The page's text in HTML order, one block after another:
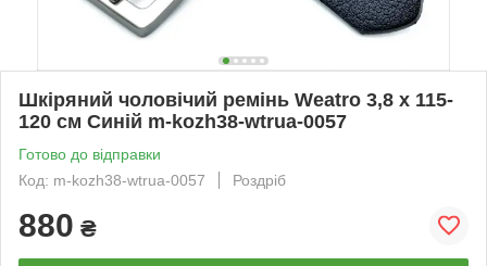
Шкіряний чоловічий ремінь Weatro 3,8 х 115-
120 см Синій m-kozh38-wtrua-0057
Готово до відправки
Код: m-kozh38-wtrua-0057
Роздріб
880 ₴